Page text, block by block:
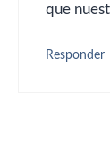
que
Responder